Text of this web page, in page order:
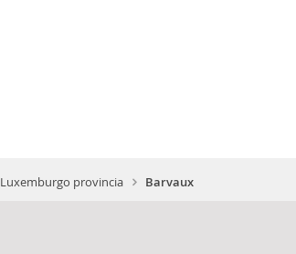
Luxemburgo provincia Barvaux